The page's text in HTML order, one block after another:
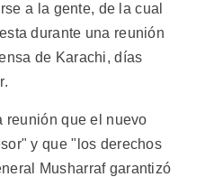
a la gente, de la cual
durante una reunión
de Karachi, días
reunión que el nuevo
y que "los derechos
Musharraf garantizó